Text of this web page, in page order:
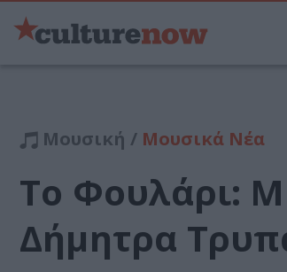
Μουσική / Μουσικά Νέα
Το Φουλάρι:
Δήμητρα